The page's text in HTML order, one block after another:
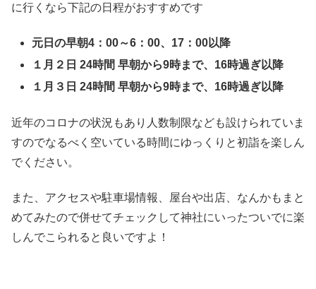
に行くなら下記の日程がおすすめです
元日の早朝4：00～6：00、17：00以降
１月２日 24時間 早朝から9時まで、16時過ぎ以降
１月３日 24時間 早朝から9時まで、16時過ぎ以降
近年のコロナの状況もあり人数制限なども設けられていま
すのでなるべく空いている時間にゆっくりと初詣を楽しん
でください。
また、アクセスや駐車場情報、屋台や出店、なんかもまと
めてみたので併せてチェックして神社にいったついでに楽
しんでこられると良いですよ！